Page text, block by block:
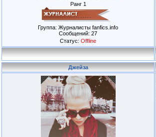
Ранг 1
Группа: Журналисты fanfics.info
Сообщений: 27
Статус: Offline
Джейза